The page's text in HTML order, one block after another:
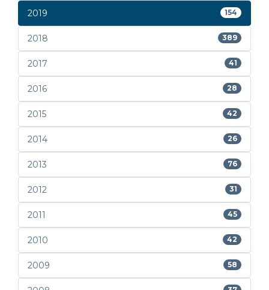
2019 154
2018 389
2017 41
2016 28
2015 42
2014 26
2013 76
2012 31
2011 45
2010 42
2009 58